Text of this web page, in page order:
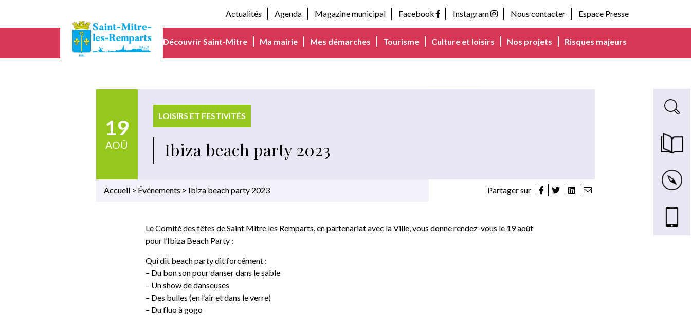
Actualités Agenda Magazine municipal Facebook Instagram Nous contacter Espace Presse
Découvrir Saint-Mitre Ma mairie Mes démarches Tourisme Culture et loisirs Nos projets Risques majeurs
19
AOÛ
LOISIRS ET FESTIVITÉS
Ibiza beach party 2023
Accueil > Événements > Ibiza beach party 2023 Partager sur
LeComité des fêtes de Saint Mitre les Remparts, en partenariat avec la Ville, vous donne rendez-vous le 19 août
pour l’Ibiza Beach Party :
Qui dit beach party dit forcément :
– Du bon son pour danser dans le sable
– Un show de danseuses
– Des bulles (en l’air et dans le verre)
– Du fluo à gogo